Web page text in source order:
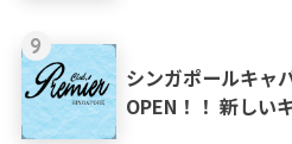
9
シンガポールキャ
OPEN！！ 新しい